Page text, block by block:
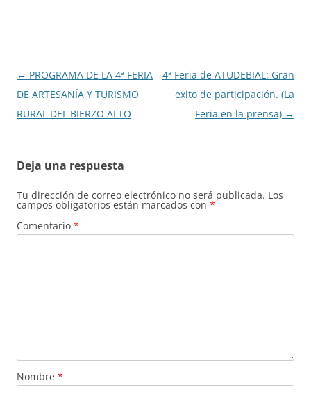
Navegación
de
entradas
← PROGRAMA DE LA 4ª FERIA
DE ARTESANÍA Y TURISMO
RURAL DEL BIERZO ALTO
4ª Feria de ATUDEBIAL: Gran
exito de participación. (La
Feria en la prensa) →
Deja una respuesta
Tu dirección de correo electrónico no será publicada. Los
campos obligatorios están marcados con *
Comentario *
Nombre *